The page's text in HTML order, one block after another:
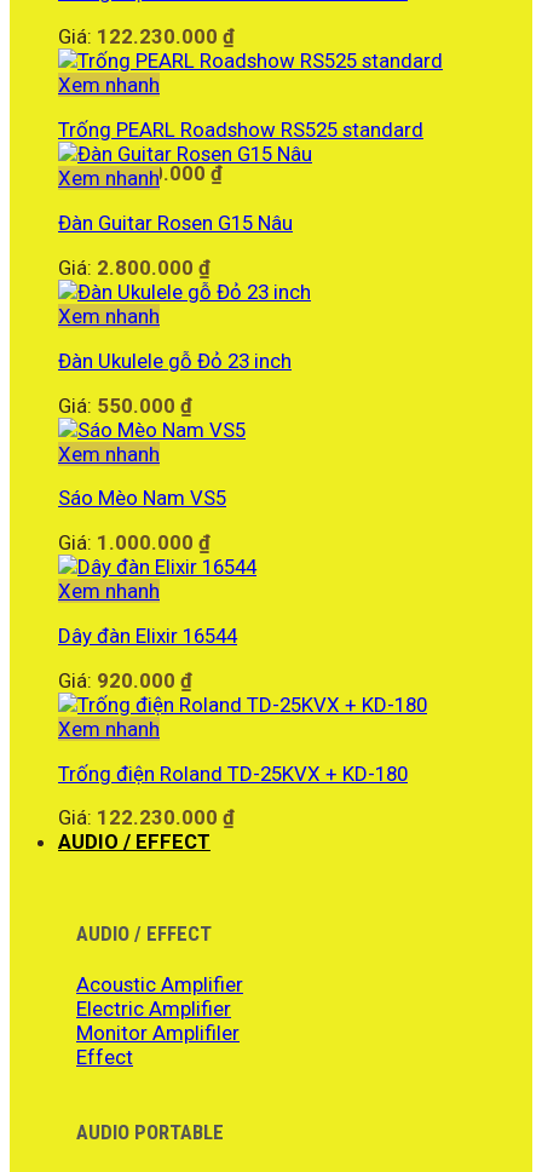
Giá: 122.230.000 ₫
Xem nhanh
Trống PEARL Roadshow RS525 standard
Giá:12.260.000 ₫
Xem nhanh
Đàn Guitar Rosen G15 Nâu
Giá: 2.800.000 ₫
Xem nhanh
Đàn Ukulele gỗ Đỏ 23 inch
Giá: 550.000 ₫
Xem nhanh
Sáo Mèo Nam VS5
Giá: 1.000.000 ₫
Xem nhanh
Dây đàn Elixir 16544
Giá: 920.000 ₫
Xem nhanh
Trống điện Roland TD-25KVX + KD-180
Giá: 122.230.000 ₫
AUDIO / EFFECT
AUDIO / EFFECT
Acoustic Amplifier
Electric Amplifier
Monitor Amplifiler
Effect
AUDIO PORTABLE